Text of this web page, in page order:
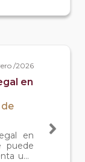
cuando
/2026
en
en
puede
una